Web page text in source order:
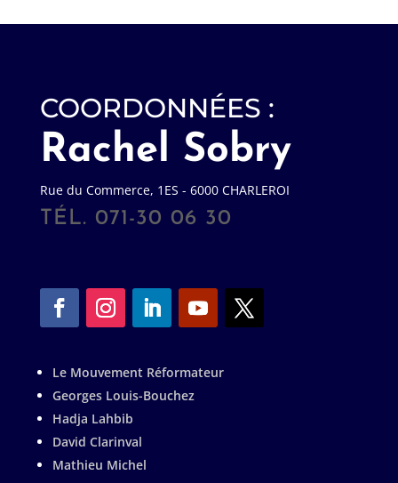
COORDONNÉES :
Rachel Sobry
Rue du Commerce, 1ES - 6000 CHARLEROI
TÉL. 071-30 06 30
Le Mouvement Réformateur
Georges Louis-Bouchez
Hadja Lahbib
David Clarinval
Mathieu Michel